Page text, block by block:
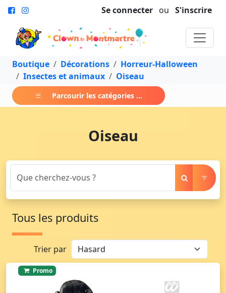
Se connecter ou S'inscrire
Boutique Décorations
Horreur-Halloween
Insectes et animaux
Oiseau
Parcourir les catégories ...
Oiseau
Tous les produits
Trier par
Promo